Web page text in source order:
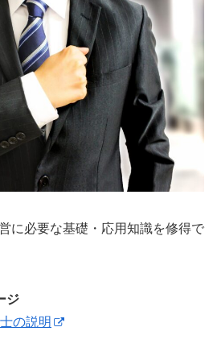
に必要な基礎・応用知識を修得で
ジ
の説明